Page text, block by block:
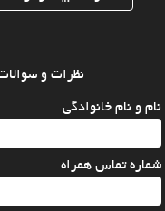
نظرات و
نام و نام خانوادگی
شماره تماس همراه